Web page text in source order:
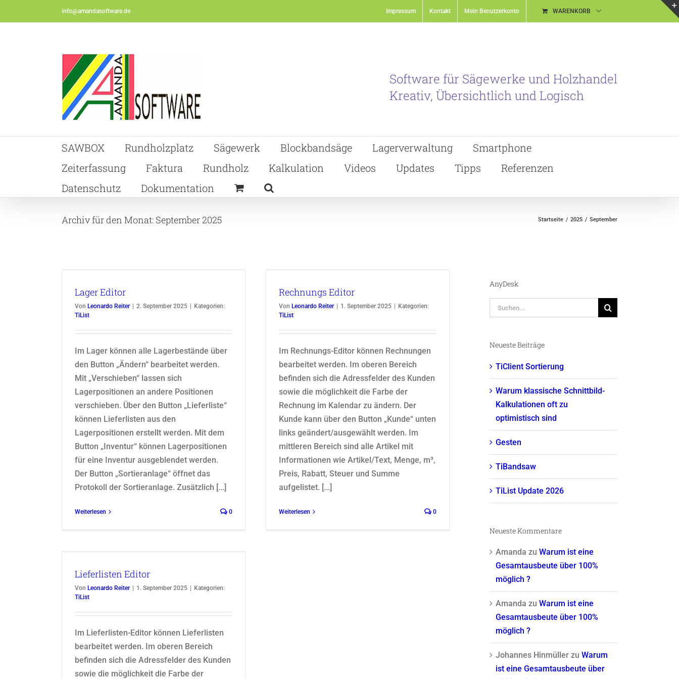
to
info@amandasoftware.de Impressum Kontakt Mein Benutzerkonto WARENKORB
Software für Sägewerke und Holzhandel
Kreativ, Übersichtlich und Logisch
SAWBOX Rundholzplatz Sägewerk Blockbandsäge Lagerverwaltung
Smartphone
Zeiterfassung
Faktura Rundholz Kalkulation Videos Updates Tipps
Referenzen
Datenschutz
Dokumentation
Archiv für den Monat: September 2025 Startseite 2025 September
Lager Editor
Von Leonardo Reiter 2. September 2025
Kategorien:
TiList
Im Lager können alle Lagerbestände über
den Button „Ändern“ bearbeitet werden.
Mit „Verschieben“ lassen sich
Lagerpositionen an andere Positionen
verschieben. Über den Button „Lieferliste“
können Lieferlisten aus den
Lagerpositionen erstellt werden. Mit dem
Button „Inventur“ können Lagerpositionen
für eine Inventur ausgeblendet werden.
Der Button „Sortieranlage“ öffnet das
Protokoll der Sortieranlage. Zusätzlich [...]
Weiterlesen 0
Rechnungs Editor
Von Leonardo Reiter 1. September 2025
Kategorien:
TiList
Im Rechnungs-Editor können Rechnungen
bearbeitet werden. Im oberen Bereich
befinden sich die Adressfelder des Kunden
sowie die möglichkeit die Farbe der
Rechnung im Kalendar zu ändern. Der
Kunde kann über den Button „Kunde“ unten
links geändert/ausgewählt werden. Im
mittleren Bereich sind alle Artikel mit
Informationen wie Artikel/Text, Menge, m³,
Preis, Rabatt, Steuer und Summe
aufgelistet. [...]
Weiterlesen 0
Lieferlisten Editor
Von Leonardo Reiter 1. September 2025
Kategorien:
TiList
Im Lieferlisten-Editor können Lieferlisten
bearbeitet werden. Im oberen Bereich
befinden sich die Adressfelder des Kunden
sowie die möglichkeit die Farbe der
AnyDesk
Suche
nach:
Neueste Beiträge
TiClient Sortierung
Warum klassische Schnittbild-
Kalkulationen oft zu
optimistisch sind
Gesten
TiBandsaw
TiList Update 2026
Neueste Kommentare
Amanda zu Warum ist eine
Gesamtausbeute über 100%
möglich ?
Amanda zu Warum ist eine
Gesamtausbeute über 100%
möglich ?
Johannes Hinmüller zu Warum
ist eine Gesamtausbeute über